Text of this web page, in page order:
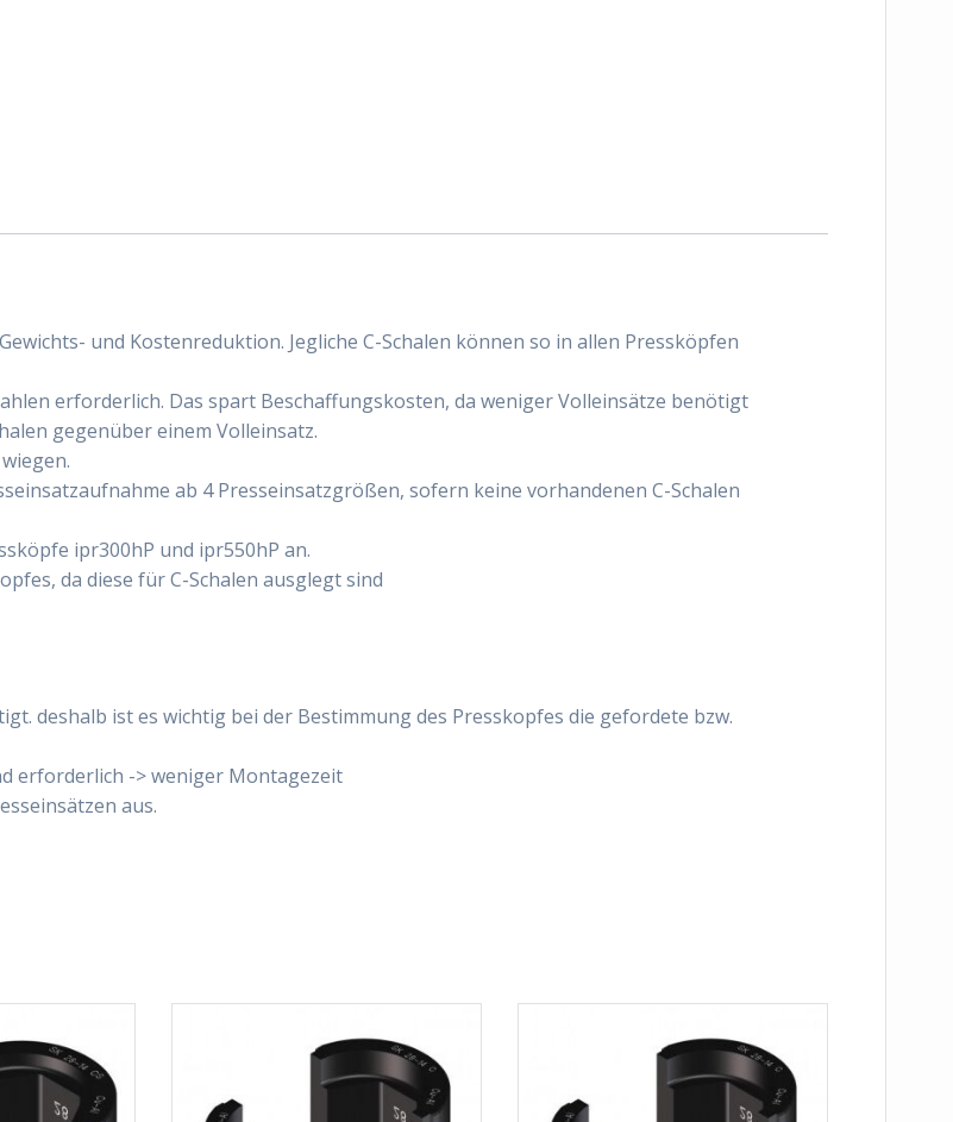
und Kostenreduktion. Jegliche C-Schalen können so in allen Pressköpfen
erforderlich. Das spart Beschaffungskosten, da weniger Volleinsätze benötigt
gegenüber einem Volleinsatz.
ab 4 Presseinsatzgrößen, sofern keine vorhandenen C-Schalen
ipr300hP und ipr550hP an.
da diese für C-Schalen ausglegt sind
deshalb ist es wichtig bei der Bestimmung des Presskopfes die gefordete bzw.
erforderlich -> weniger Montagezeit
aus.